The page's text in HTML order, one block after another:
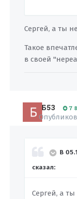
Сергей, а ты
Такое
в своей
Б53 7
В
сказал:
Сергей, а